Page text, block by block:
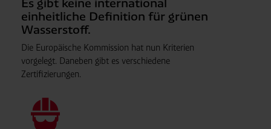
Es gibt keine international
einheitliche Definition für grünen
Wasserstoff.
Die Europäische Kommission hat nun Kriterien
vorgelegt. Daneben gibt es verschiedene
Zertifizierungen.